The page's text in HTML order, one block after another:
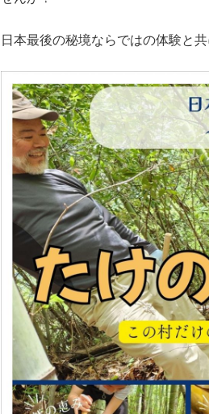
日本最後の秘境ならではの体験と